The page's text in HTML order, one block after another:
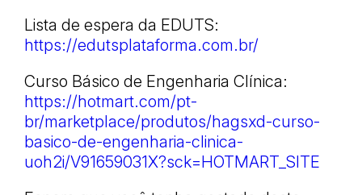
Lista de espera da EDUTS:
https://edutsplataforma.com.br/
Curso Básico de Engenharia Clínica:
https://hotmart.com/pt-
br/marketplace/produtos/hagsxd-curso-
basico-de-engenharia-clinica-
uoh2i/V91659031X?sck=HOTMART_SITE